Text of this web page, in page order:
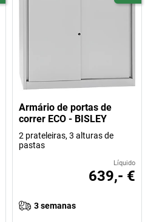
Armário de portas de
correr ECO - BISLEY
2 prateleiras, 3 alturas de
pastas
Líquido
639,- €
3 semanas